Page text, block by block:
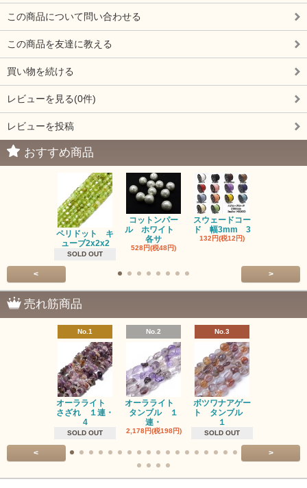
この商品について問い合わせる
この商品を友達に教える
買い物を続ける
レビューを見る(0件)
レビューを投稿
おすすめ商品
ペリドット キ
ューブ2x2x2
SOLD OUT
コットンパー
ル ホワイト
各サ
528円(税48円)
スウェードコー
ド 幅3mm 3
132円(税12円)
< >
売れ筋商品
No.1
オーラライト
さざれ １連・
4
SOLD OUT
No.2
オーラライト
タンブル １
連・
2,178円(税198円)
No.3
ボツワナアゲー
ト タンブル
１
SOLD OUT
< >